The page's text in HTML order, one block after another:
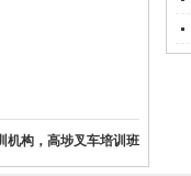
机构，高埗叉车培训班